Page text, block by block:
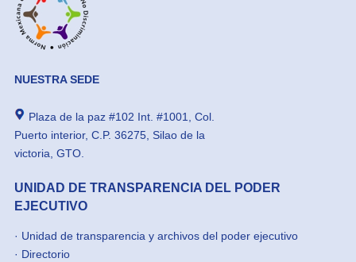
NUESTRA SEDE
Plaza de la paz #102 Int. #1001, Col.
Puerto interior, C.P. 36275, Silao de la
victoria, GTO.
UNIDAD DE TRANSPARENCIA DEL PODER
EJECUTIVO
· Unidad de transparencia y archivos del poder ejecutivo
· Directorio